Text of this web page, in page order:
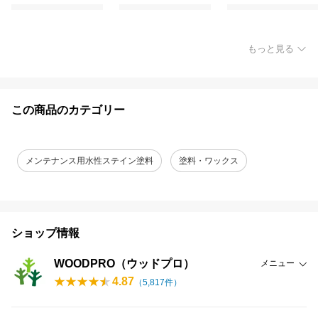
もっと見る
この商品のカテゴリー
メンテナンス用水性ステイン塗料 塗料・ワックス
ショップ情報
WOODPRO（ウッドプロ） メニュー
4.87 （5,817件）